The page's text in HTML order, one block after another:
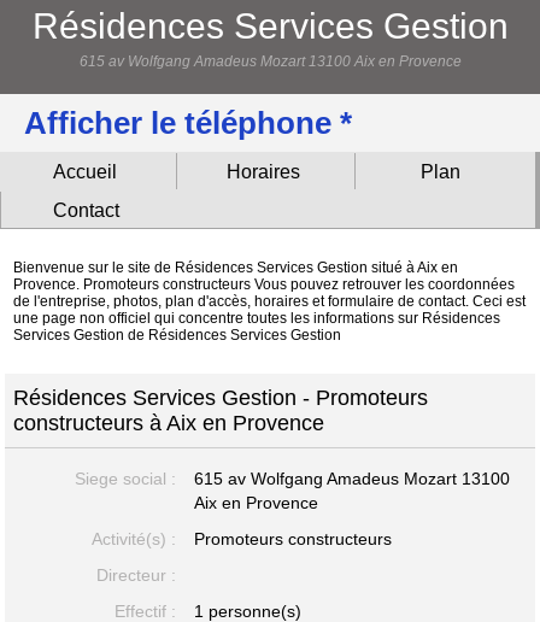
Résidences Services Gestion
615 av Wolfgang Amadeus Mozart 13100 Aix en Provence
Afficher le téléphone *
Accueil Horaires
Plan
Contact
Bienvenue sur le site de Résidences Services Gestion situé à Aix en
Provence. Promoteurs constructeurs Vous pouvez retrouver les coordonnées
de l'entreprise, photos, plan d'accès, horaires et formulaire de contact. Ceci est
une page non officiel qui concentre toutes les informations sur Résidences
Services Gestion de Résidences Services Gestion
Résidences Services Gestion - Promoteurs
constructeurs à Aix en Provence
Siege social : 615 av Wolfgang Amadeus Mozart 13100
Aix en Provence
Activité(s) :
Promoteurs constructeurs
Directeur :
Effectif :
1 personne(s)